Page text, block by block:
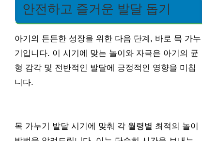
안전하고 즐거운 발달 돕기
아기의 든든한 성장을 위한 다음 단계, 바로 목 가누
기입니다. 이 시기에 맞는 놀이와 자극은 아기의 균
형 감각 및 전반적인 발달에 긍정적인 영향을 미칩
니다.
목 가누기 발달 시기에 맞춰 각 월령별 최적의 놀이